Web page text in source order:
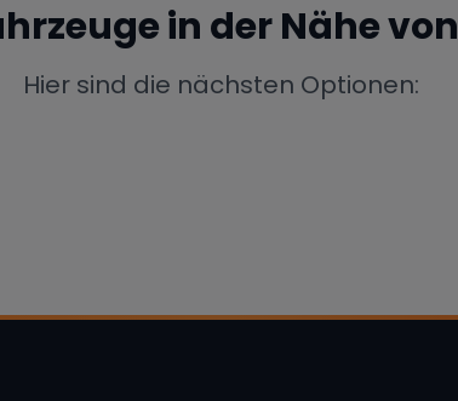
in der Nähe von
Hier sind die nächsten Optionen: